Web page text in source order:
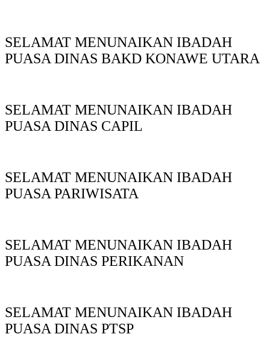
SELAMAT MENUNAIKAN IBADAH
PUASA DINAS BAKD KONAWE UTARA
SELAMAT MENUNAIKAN IBADAH
PUASA DINAS CAPIL
SELAMAT MENUNAIKAN IBADAH
PUASA PARIWISATA
SELAMAT MENUNAIKAN IBADAH
PUASA DINAS PERIKANAN
SELAMAT MENUNAIKAN IBADAH
PUASA DINAS PTSP